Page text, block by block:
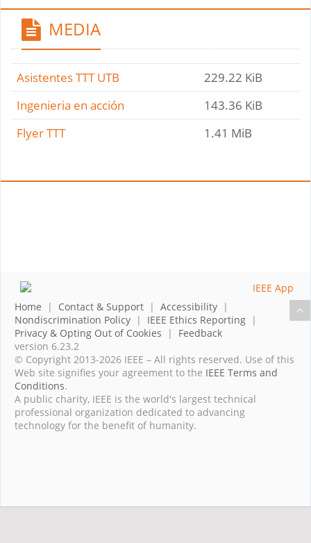
MEDIA
Asistentes TTT UTB
229.22 KiB
Ingenieria en acción
143.36 KiB
Flyer TTT
1.41 MiB
Home | Contact & Support | Accessibility |
Nondiscrimination Policy | IEEE Ethics Reporting |
Privacy & Opting Out of Cookies | Feedback
version 6.23.2
© Copyright 2013-2026 IEEE – All rights reserved. Use of this
Web site signifies your agreement to the IEEE Terms and
Conditions.
A public charity, IEEE is the world's largest technical
professional organization dedicated to advancing
technology for the benefit of humanity.